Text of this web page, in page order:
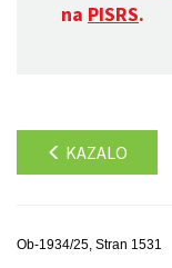
na PISRS.
KAZALO
Ob-1934/25, Stran 1531